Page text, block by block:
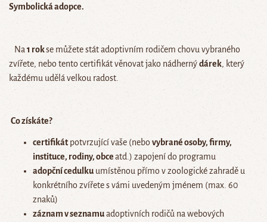
Symbolická adopce.
Na 1 rokse můžete stát adoptivním rodičem chovu vybraného
zvířete, nebo tento certifikát věnovat jako nádhernýdárek, který
každému udělá velkou radost.
Co získáte?
certifikátpotvrzující vaše (nebo vybrané osoby, firmy,
instituce, rodiny, obceatd.) zapojení do programu
adopční cedulku umístěnou přímo v zoologické zahradě u
konkrétního zvířete s vámi uvedeným jménem (max. 60
znaků)
záznam v seznamuadoptivních rodičů na webových